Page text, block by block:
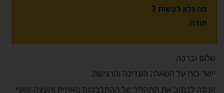
מה נכון לעשות ?
תודה
שלום וברכה
יישר כוח על השאלה העדינה והרגישה.
אנסה לכתוב את התהליך של ההתלבטות האתית והעצה שאני